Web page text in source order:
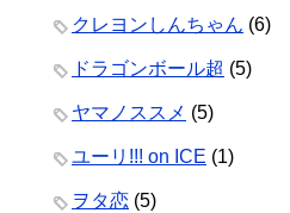
クレヨンしんちゃん (6)
ドラゴンボール超 (5)
ヤマノススメ (5)
ユーリ!!! on ICE (1)
ヲタ恋 (5)